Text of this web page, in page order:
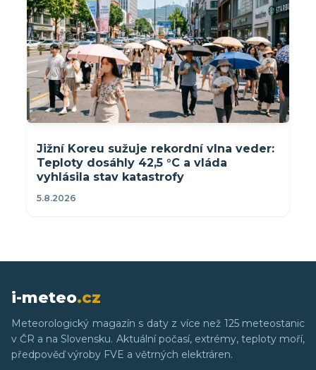
Jižní Koreu sužuje rekordní vlna veder:
Teploty dosáhly 42,5 °C a vláda
vyhlásila stav katastrofy
5.8.2026
i-meteo.cz
Meteorologický magazín s daty z více než 125 meteostanic
v ČR a na Slovensku. Aktuální počasí, extrémy, teploty moří,
předpověď výroby FVE a větrných elektráren.